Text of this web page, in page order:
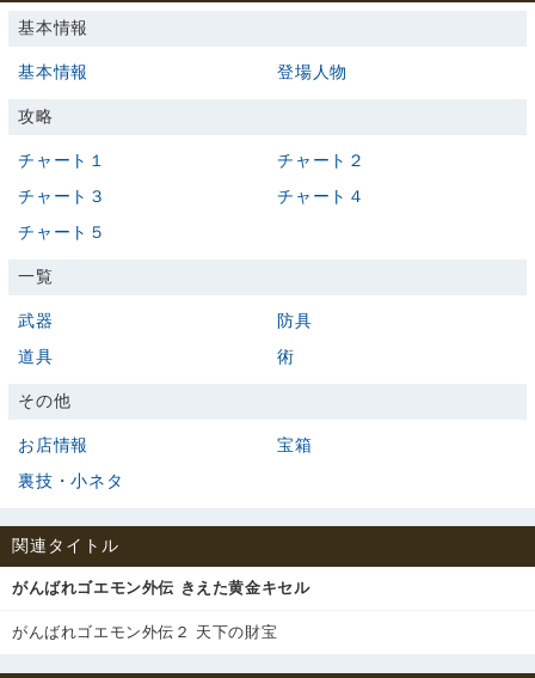
基本情報
基本情報 登場人物
攻略
チャート１
チャート２
チャート３
チャート４
チャート５
一覧
武器
防具
道具
術
その他
お店情報
宝箱
裏技・小ネタ
関連タイトル
がんばれゴエモン外伝 きえた黄金キセル
がんばれゴエモン外伝２ 天下の財宝